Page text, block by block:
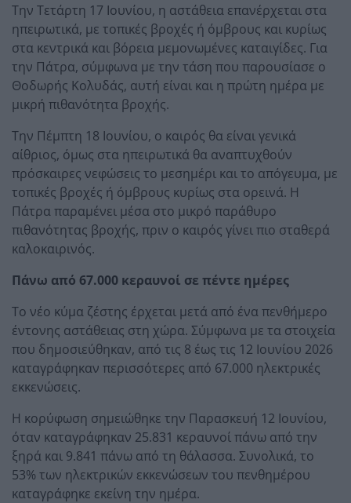
Την Τετάρτη 17 Ιουνίου, η αστάθεια επανέρχεται στα
ηπειρωτικά, με τοπικές βροχές ή όμβρους και κυρίως
στα κεντρικά και βόρεια μεμονωμένες καταιγίδες. Για
την Πάτρα, σύμφωνα με την τάση που παρουσίασε ο
Θοδωρής Κολυδάς, αυτή είναι και η πρώτη ημέρα με
μικρή πιθανότητα βροχής.
Την Πέμπτη 18 Ιουνίου, ο καιρός θα είναι γενικά
αίθριος, όμως στα ηπειρωτικά θα αναπτυχθούν
πρόσκαιρες νεφώσεις το μεσημέρι και το απόγευμα, με
τοπικές βροχές ή όμβρους κυρίως στα ορεινά. Η
Πάτρα παραμένει μέσα στο μικρό παράθυρο
πιθανότητας βροχής, πριν ο καιρός γίνει πιο σταθερά
καλοκαιρινός.
Πάνω από 67.000 κεραυνοί σε πέντε ημέρες
Το νέο κύμα ζέστης έρχεται μετά από ένα πενθήμερο
έντονης αστάθειας στη χώρα. Σύμφωνα με τα στοιχεία
που δημοσιεύθηκαν, από τις 8 έως τις 12 Ιουνίου 2026
καταγράφηκαν περισσότερες από 67.000 ηλεκτρικές
εκκενώσεις.
Η κορύφωση σημειώθηκε την Παρασκευή 12 Ιουνίου,
όταν καταγράφηκαν 25.831 κεραυνοί πάνω από την
ξηρά και 9.841 πάνω από τη θάλασσα. Συνολικά, το
53% των ηλεκτρικών εκκενώσεων του πενθημέρου
καταγράφηκε εκείνη την ημέρα.